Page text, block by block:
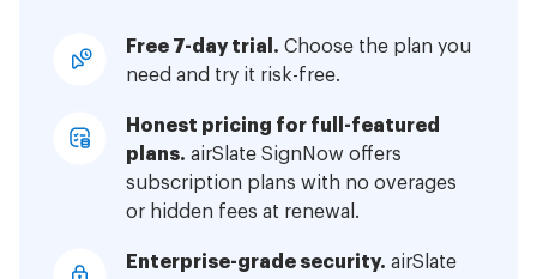
Free 7-day trial. Choose the plan you
need and try it risk-free.
Honest pricing for full-featured
plans. airSlate SignNow offers
subscription plans with no overages
or hidden fees at renewal.
Enterprise-grade security. airSlate